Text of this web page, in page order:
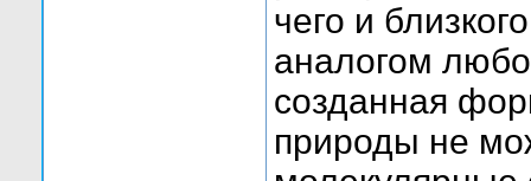
чего и
аналогом
созданная
природы не